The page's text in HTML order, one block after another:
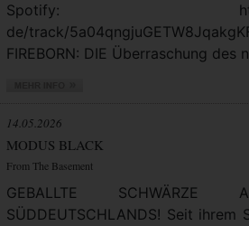
Spotify: https://
de/track/
FIREBORN: DIE Überraschung des
14.05.2026
MODUS BLACK
From The Basement
GEBALLTE
SÜDDEUTSCHLANDS! Seit